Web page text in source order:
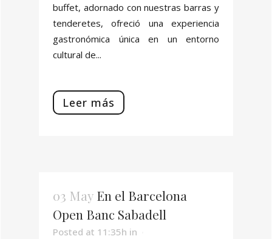
buffet, adornado con nuestras barras y
tenderetes, ofreció una experiencia
gastronómica única en un entorno
cultural de...
Leer más
03 May En el Barcelona
Open Banc Sabadell
Posted at 11:35h in